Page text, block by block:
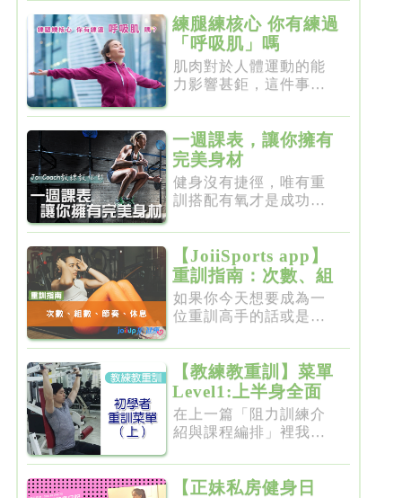
練腿練核心 你有練過
「呼吸肌」嗎
肌肉對於人體運動的能
力影響甚鉅，這件事一
一週課表，讓你擁有
完美身材
健身沒有捷徑，唯有重
訓搭配有氧才是成功的
【JoiiSports app】
重訓指南：次數、組
數、節奏、休息
如果你今天想要成為一
位重訓高手的話或是想
【教練教重訓】菜單
Level1:上半身全面
增肌雕塑
在上一篇「阻力訓練介
紹與課程編排」裡我們
【正妹私房健身日